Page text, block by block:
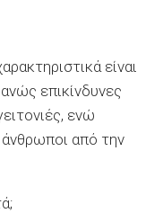
είναι
επικίνδυνες
ενώ
από την